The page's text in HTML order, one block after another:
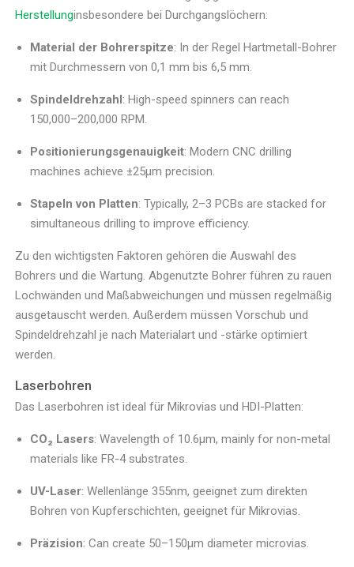
Herstellunginsbesondere bei Durchgangslöchern:
Material der Bohrerspitze: In der Regel Hartmetall-Bohrer
mit Durchmessern von 0,1 mm bis 6,5 mm.
Spindeldrehzahl: High-speed spinners can reach
150,000–200,000 RPM.
Positionierungsgenauigkeit: Modern CNC drilling
machines achieve ±25μm precision.
Stapeln von Platten: Typically, 2–3 PCBs are stacked for
simultaneous drilling to improve efficiency.
Zu den wichtigsten Faktoren gehören die Auswahl des
Bohrers und die Wartung. Abgenutzte Bohrer führen zu rauen
Lochwänden und Maßabweichungen und müssen regelmäßig
ausgetauscht werden. Außerdem müssen Vorschub und
Spindeldrehzahl je nach Materialart und -stärke optimiert
werden.
Laserbohren
Das Laserbohren ist ideal für Mikrovias und HDI-Platten:
CO₂ Lasers: Wavelength of 10.6μm, mainly for non-metal
materials like FR-4 substrates.
UV-Laser: Wellenlänge 355nm, geeignet zum direkten
Bohren von Kupferschichten, geeignet für Mikrovias.
Präzision: Can create 50–150μm diameter microvias.